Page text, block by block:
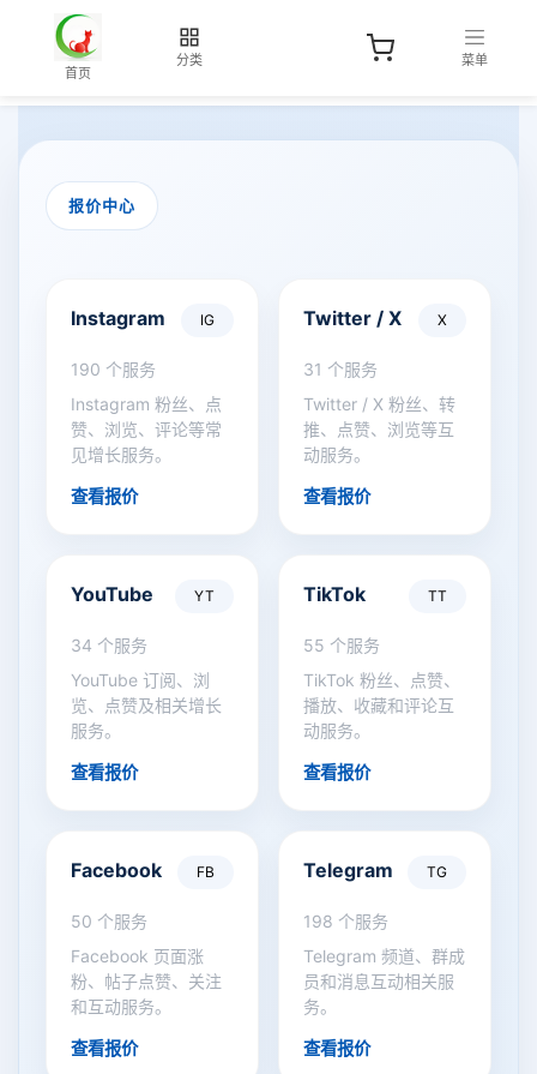
首页
分类 菜单
报价中心
Instagram IG
190 个服务
Instagram 粉丝、点
赞、浏览、评论等常
见增长服务。
查看报价
Twitter / X X
31 个服务
Twitter / X 粉丝、转
推、点赞、浏览等互
动服务。
查看报价
YouTube YT
34 个服务
YouTube 订阅、浏
览、点赞及相关增长
服务。
查看报价
TikTok TT
55 个服务
TikTok 粉丝、点赞、
播放、收藏和评论互
动服务。
查看报价
Facebook FB
50 个服务
Facebook 页面涨
粉、帖子点赞、关注
和互动服务。
查看报价
Telegram TG
198 个服务
Telegram 频道、群成
员和消息互动相关服
务。
查看报价